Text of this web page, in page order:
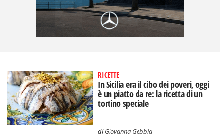
RICETTE
In Sicilia era il cibo dei poveri, oggi
è un piatto da re: la ricetta di un
tortino speciale
diGiovanna Gebbia